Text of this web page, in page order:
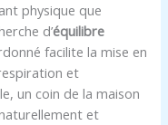
physique que
d’équilibre
facilite la mise en
et
un coin de la maison
et